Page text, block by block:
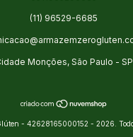
(11) 96529-6685
Monções, São Paulo - SP
- 42628165000152 - 2026.